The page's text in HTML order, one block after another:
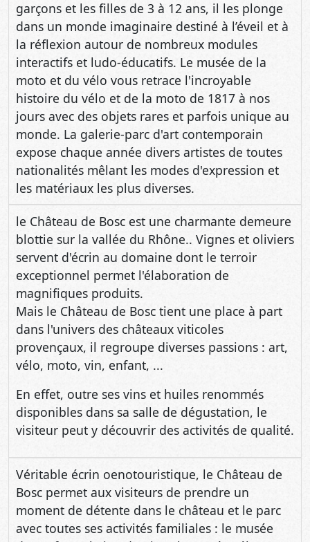
garçons et les filles de 3 à 12 ans, il les plonge
dans un monde imaginaire destiné à l’éveil et à
la réflexion autour de nombreux modules
interactifs et ludo-éducatifs. Le musée de la
moto et du vélo vous retrace l'incroyable
histoire du vélo et de la moto de 1817 à nos
jours avec des objets rares et parfois unique au
monde. La galerie-parc d'art contemporain
expose chaque année divers artistes de toutes
nationalités mêlant les modes d'expression et
les matériaux les plus diverses.
le Château de Bosc est une charmante demeure
blottie sur la vallée du Rhône.. Vignes et oliviers
servent d'écrin au domaine dont le terroir
exceptionnel permet l'élaboration de
magnifiques produits.
Mais le Château de Bosc tient une place à part
dans l'univers des châteaux viticoles
provençaux, il regroupe diverses passions : art,
vélo, moto, vin, enfant, ...
En effet, outre ses vins et huiles renommés
disponibles dans sa salle de dégustation, le
visiteur peut y découvrir des activités de qualité.
Véritable écrin oenotouristique, le Château de
Bosc permet aux visiteurs de prendre un
moment de détente dans le château et le parc
avec toutes ses activités familiales : le musée